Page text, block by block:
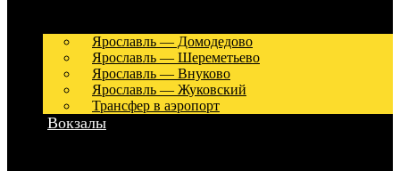
Ярославль — Домодедово
Ярославль — Шереметьево
Ярославль — Внуково
Ярославль — Жуковский
Трансфер в аэропорт
Вокзалы